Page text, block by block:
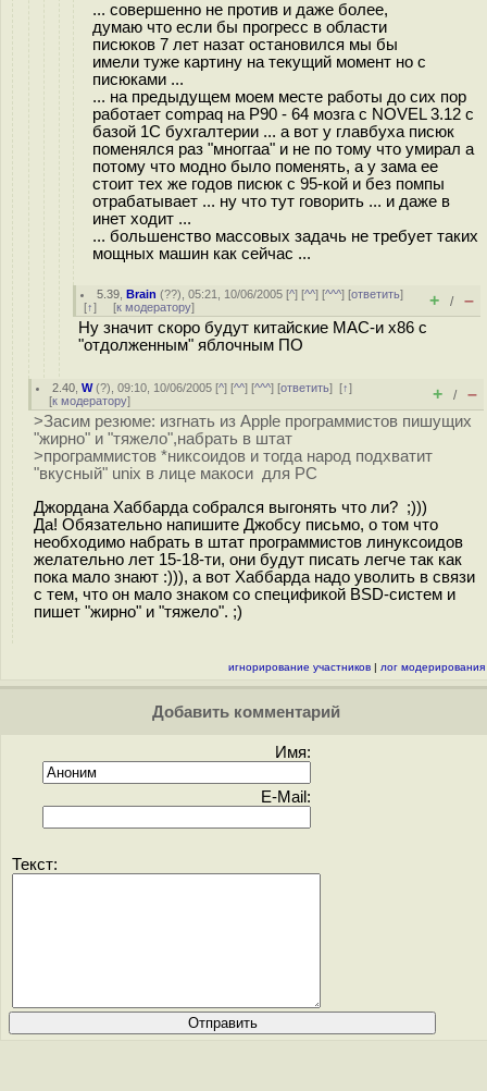
... совершенно не против и даже более,
думаю что если бы прогресс в области
писюков 7 лет назат остановился мы бы
имели туже картину на текущий момент но с
писюками ...
... на предыдущем моем месте работы до сих пор
работает compaq на Р90 - 64 мозга с NOVEL 3.12 с
базой 1С бухгалтерии ... а вот у главбуха писюк
поменялся раз "многгаа" и не по тому что умирал а
потому что модно было поменять, а у зама ее
стоит тех же годов писюк с 95-кой и без помпы
отрабатывает ... ну что тут говорить ... и даже в
инет ходит ...
... большенство массовых задачь не требует таких
мощных машин как сейчас ...
5.39 ,Brain (??), 05:21, 10/06/2005 [^] [^^] [^^^] [ответить]
[↑] [к модератору] + / –
Ну значит скоро будут китайские MAC-и х86 с
"отдолженным" яблочным ПО
2.40 ,W(?), 09:10, 10/06/2005 [^] [^^] [^^^] [ответить][↑]
[к модератору] + / –
>Засим резюме: изгнать из Apple программистов пишущих
"жирно" и "тяжело",набрать в штат
>программистов *никсоидов и тогда народ подхватит
"вкусный" unix в лице макоси для PC
Джордана Хаббарда собрался выгонять что ли? ;)))
Да! Обязательно напишите Джобсу письмо, о том что
необходимо набрать в штат программистов линуксоидов
желательно лет 15-18-ти, они будут писать легче так как
пока мало знают :))), а вот Хаббарда надо уволить в связи
с тем, что он мало знаком со спецификой BSD-систем и
пишет "жирно" и "тяжело". ;)
игнорирование участников | лог модерирования
Добавить комментарий
Имя:
E-Mail:
Текст: